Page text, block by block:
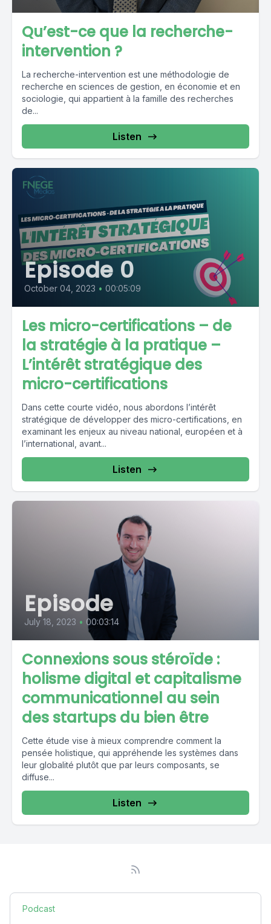
Qu’est-ce que la recherche-
intervention ?
La recherche-intervention est une méthodologie de
recherche en sciences de gestion, en économie et en
sociologie, qui appartient à la famille des recherches
de...
Listen
Episode 0
October 04, 2023 • 00:05:09
Les micro-certifications – de
la stratégie à la pratique –
L’intérêt stratégique des
micro-certifications
Dans cette courte vidéo, nous abordons l’intérêt
stratégique de développer des micro-certifications, en
examinant les enjeux au niveau national, européen et à
l’international, avant...
Listen
Episode
July 18, 2023 • 00:03:14
Connexions sous stéroïde :
holisme digital et capitalisme
communicationnel au sein
des startups du bien être
Cette étude vise à mieux comprendre comment la
pensée holistique, qui appréhende les systèmes dans
leur globalité plutôt que par leurs composants, se
diffuse...
Listen
Podcast